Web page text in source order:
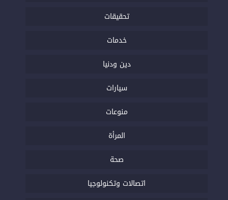
تحقيقات
خدمات
دين ودنيا
سيارات
منوعات
المرأة
صحة
اتصالات وتكنولوجيا